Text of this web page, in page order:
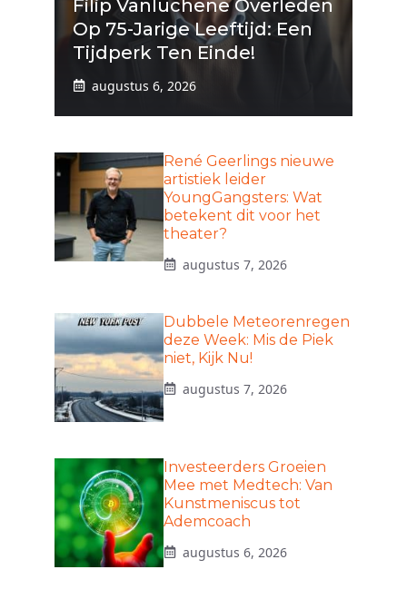
Filip Vanluchene Overleden
Op 75-Jarige Leeftijd: Een
Tijdperk Ten Einde!
augustus 6, 2026
René Geerlings nieuwe
artistiek leider
YoungGangsters: Wat
betekent dit voor het
theater?
augustus 7, 2026
Dubbele Meteorenregen
deze Week: Mis de Piek
niet, Kijk Nu!
augustus 7, 2026
Investeerders Groeien
Mee met Medtech: Van
Kunstmeniscus tot
Ademcoach
augustus 6, 2026